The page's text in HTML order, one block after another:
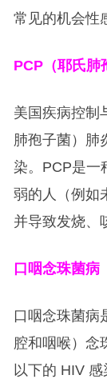
常见的机会性
PCP（耶氏肺
美国疾病控制
肺孢子菌）肺
染。PCP是一
弱的人（例如
并导致发烧、
口咽念珠菌病
口咽念珠菌病
腔和咽喉）念
以下的 HIV